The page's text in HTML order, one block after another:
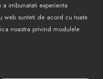
a imbunatati experienta
web sunteti de acord cu toate
noastra privind modulele